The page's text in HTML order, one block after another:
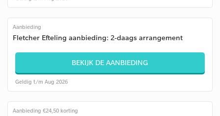
Aanbieding
Fletcher Efteling aanbieding: 2-daags arrangement
BEKIJK DE AANBIEDING
Geldig t/m Aug 2026
Aanbieding €24,50 korting